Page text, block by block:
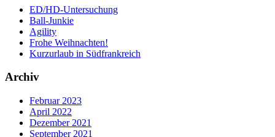
ED/HD-Untersuchung
Ball-Junkie
Agility
Frohe Weihnachten!
Kurzurlaub in Südfrankreich
Archiv
Februar 2023
April 2022
Dezember 2021
September 2021